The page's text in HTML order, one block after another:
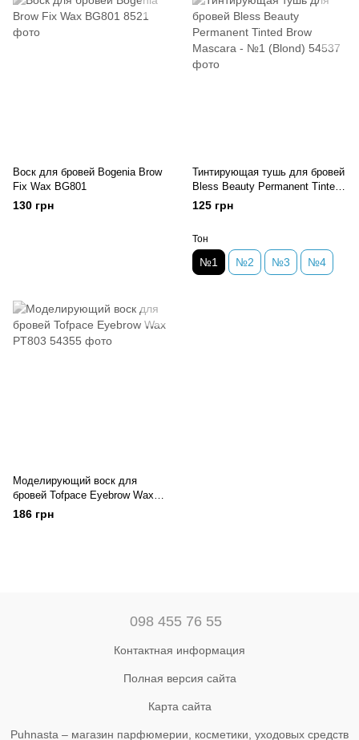
Воск для бровей Bogenia Brow
Fix Wax BG801
130 грн
Тинтирующая тушь для бровей
Bless Beauty Permanent Tinted
Brow Mascara - №1 (Blond)
125 грн
Тон
№1 №2 №3 №4
Моделирующий воск для
бровей Tofpace Eyebrow Wax
PT803
186 грн
098 455 76 55
Контактная информация
Полная версия сайта
Карта сайта
Puhnasta – магазин парфюмерии, косметики, уходовых средств